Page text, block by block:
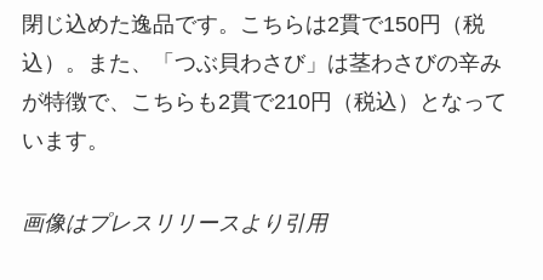
閉じ込めた逸品です。こちらは2貫で150円（税
込）。また、「つぶ貝わさび」は茎わさびの辛み
が特徴で、こちらも2貫で210円（税込）となって
います。
画像はプレスリリースより引用